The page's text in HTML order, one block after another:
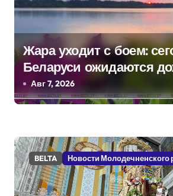
и
с
я
м
Жара уходит с боем:
Беларуси ожидаются
грозы
Авг 7, 2026
BELTA Новости Молодечненского